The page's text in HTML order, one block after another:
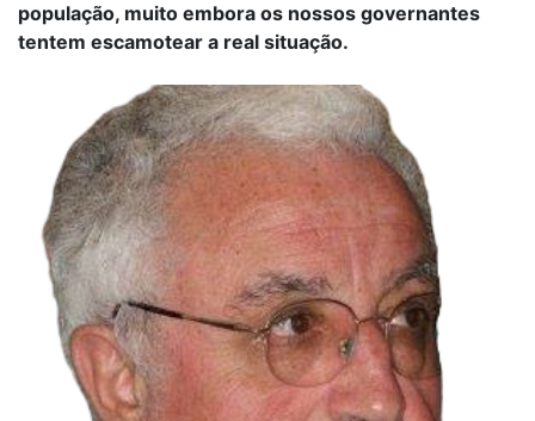
população, muito embora os nossos governantes
tentem escamotear a real situação.